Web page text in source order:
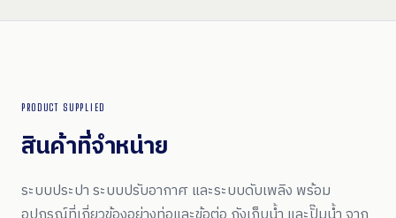
PRODUCT SUPPLIED
สินค้าที่จำหน่าย
ระบบประปา ระบบปรับอากาศ และระบบดับเพลิง พร้อม